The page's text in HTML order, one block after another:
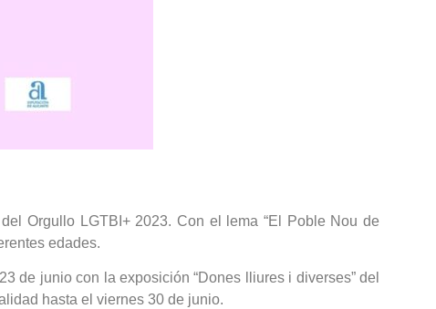
Orgullo LGTBI+ 2023. Con el lema “El Poble Nou de
edades.
de junio con la exposición “Dones lliures i diverses” del
hasta el viernes 30 de junio.